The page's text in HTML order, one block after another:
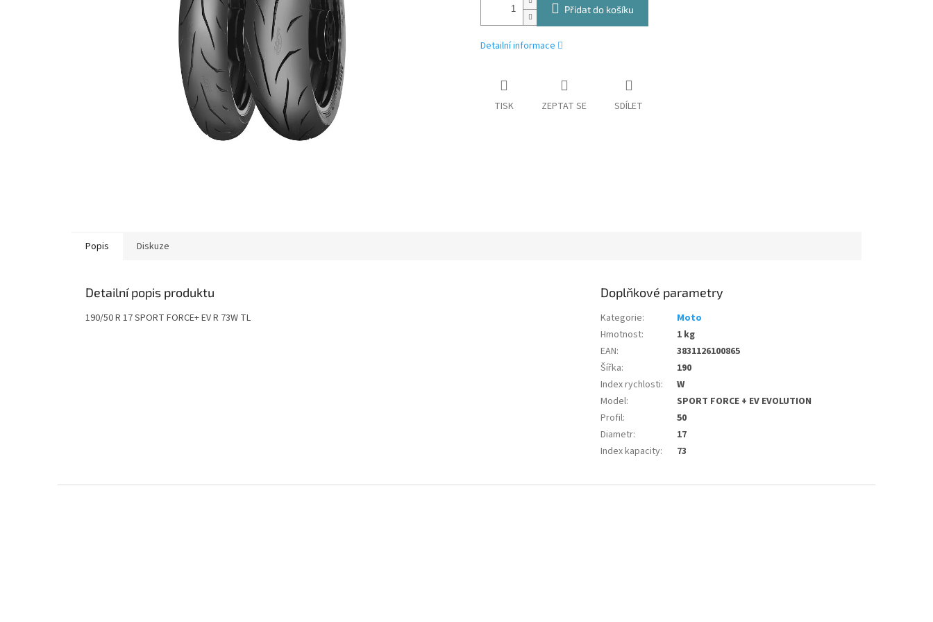
Přidat do košíku
Detailní informace
TISK ZEPTAT SE SDÍLET
Popis Diskuze
Detailní popis produktu
190/50 R 17 SPORT FORCE+ EV R 73W TL
Doplňkové parametry
Kategorie:
Moto
Hmotnost:
1 kg
EAN:
3831126100865
Šířka:
190
Index rychlosti:
W
Model:
SPORT FORCE + EV EVOLUTION
Profil:
50
Diametr:
17
Index kapacity: 73